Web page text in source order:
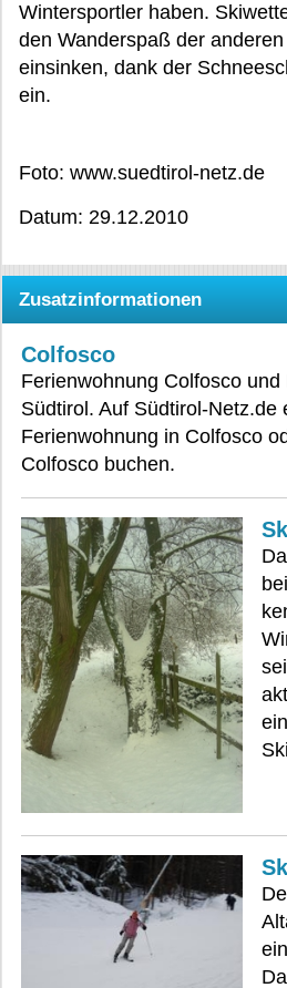
Wintersportler haben.
den Wanderspaß der
einsinken, dank der
ein.
Foto: www.suedtirol-netz.de
Datum: 29.12.2010
Zusatzinformationen
Colfosco
Ferienwohnung Colfosco
Südtirol. Auf Südtirol-Netz.de
Ferienwohnung in Colfosco
Colfosco buchen.